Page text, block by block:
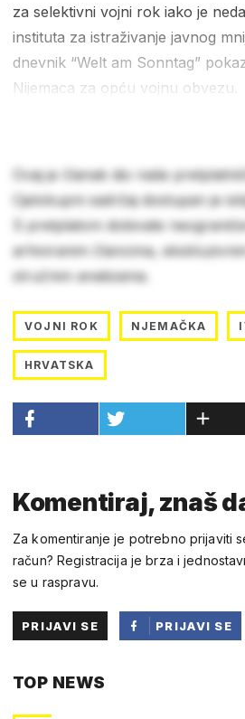
za selektivni vojni rok iako je
instituta za istraživanje javnog
dnevnik “Welt am Sonntag”
Nijemaca za opću vojnu obvezu.
Ovaj je članak dio naše
Cjelokupni sadržaj dostupan je
S pretplatom dobivate
arhiviranim člancima,
stručnim analizama.
VOJNI ROK NJEMAČKA
HRVATSKA
Komentiraj, znaš
Za komentiranje je potrebno prijaviti
račun? Registracija je brza i
se u raspravu.
PRIJAVI SE
PRIJAVI SE
TOP NEWS